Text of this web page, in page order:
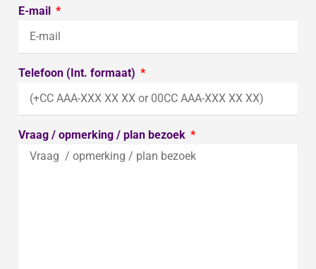
E-mail
Telefoon (Int. formaat)
Vraag / opmerking / plan bezoek